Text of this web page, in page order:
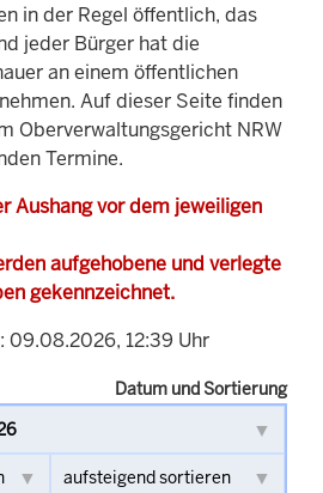
in der Regel öffentlich, das
jeder Bürger hat die
an einem öffentlichen
Auf dieser Seite finden
Oberverwaltungsgericht NRW
Termine.
Aushang vor dem jeweiligen
aufgehobene und verlegte
gekennzeichnet.
09.08.2026, 12:39 Uhr
Datum und Sortierung